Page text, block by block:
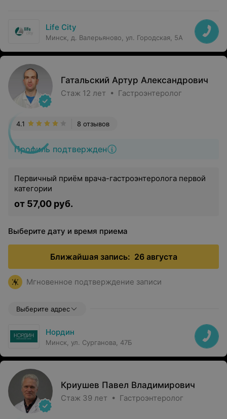
Life City
Минск, д. Валерьяново, ул. Городская, 5А
Гатальский Артур Александрович
Стаж 12 лет • Гастроэнтеролог
Профиль подтвержден
8 отзывов
4.1
Первичный приём врача-гастроэнтеролога первой
категории
от 57,00 руб.
Выберите дату и время приема
Ближайшая запись: 26 августа
Мгновенное подтверждение записи
Выберите адрес
Нордин
Минск, ул. Сурганова, 47Б
Криушев Павел Владимирович
Стаж 39 лет • Гастроэнтеролог